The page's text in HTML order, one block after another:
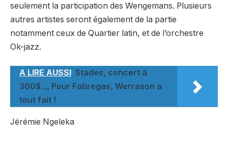
seulement la participation des Wengemans. Plusieurs
autres artistes seront également de la partie
notamment ceux de Quartier latin, et de l’orchestre
Ok-jazz.
A LIRE AUSSI Stades, concert à
300$..., Pour Fabregas, Werrason a
tout fait !
Jérémie Ngeleka